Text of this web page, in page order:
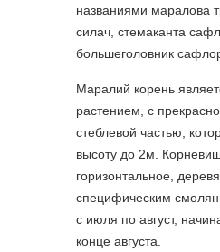
названиями маралова
силач, стемаканта
большеголовник
Маралий корень
растением, с
стеблевой частью,
высоту до 2м.
горизонтальное,
специфическим
с июля по август,
конце августа.